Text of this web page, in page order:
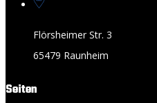
Flörsheimer Str. 3
65479 Raunheim
Seiten